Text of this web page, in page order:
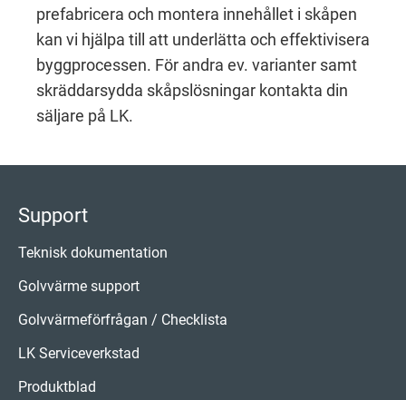
prefabricera och montera innehållet i skåpen
kan vi hjälpa till att underlätta och effektivisera
byggprocessen. För andra ev. varianter samt
skräddarsydda skåpslösningar kontakta din
säljare på LK.
Support
Teknisk dokumentation
Golvvärme support
Golvvärmeförfrågan / Checklista
LK Serviceverkstad
Produktblad